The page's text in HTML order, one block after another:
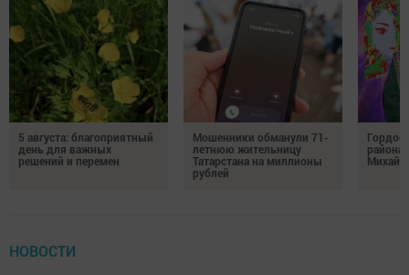
5 августа: благоприятный
день для важных
решений и перемен
Мошенники обманули 71-
летнюю жительницу
Татарстана на миллионы
рублей
НОВОСТИ